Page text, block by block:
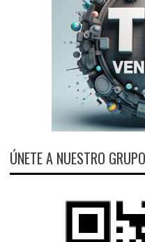
ÚNETE A NUESTRO